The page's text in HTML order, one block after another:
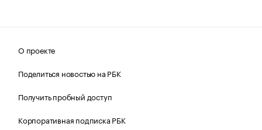
О проекте
Поделиться новостью на РБК
Получить пробный доступ
Корпоративная подписка РБК